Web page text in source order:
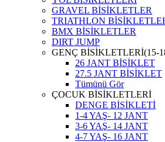
GRAVEL BİSİKLETLER
TRIATHLON
BMX BİSİKLETLER
DIRT JUMP
GENÇ BİSİKLETLERİ(15-
26 JANT BİSİKLET
27.5 JANT BİSİKLET
Tümünü Gör
ÇOCUK BİSİKLETLERİ
DENGE BİSİKLETİ
1-4 YAŞ- 12 JANT
3-6 YAŞ- 14 JANT
4-7 YAŞ- 16 JANT